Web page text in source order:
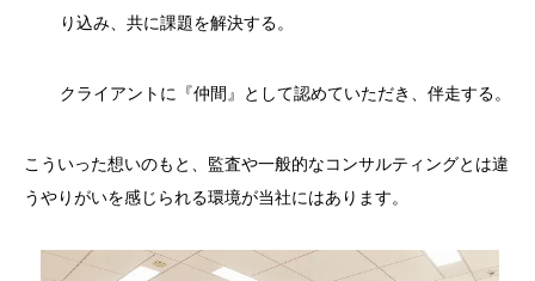
り込み、共に課題を解決する。
クライアントに『仲間』として認めていただき、伴走する。
こういった想いのもと、監査や一般的なコンサルティングとは違
うやりがいを感じられる環境が当社にはあります。